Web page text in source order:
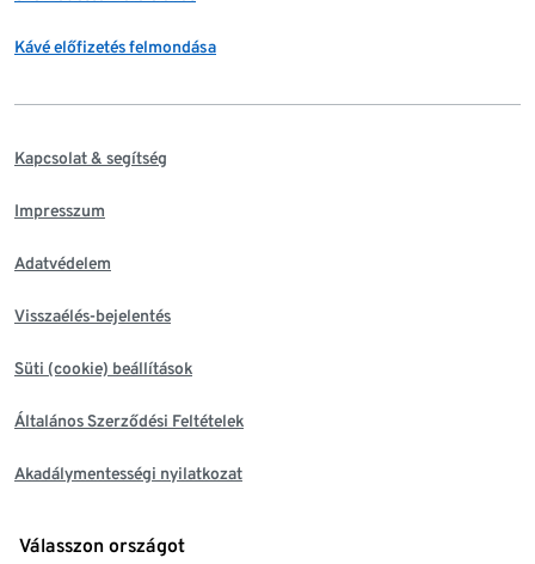
Kávé előfizetés felmondása
Kapcsolat & segítség
Impresszum
Adatvédelem
Visszaélés-bejelentés
Süti (cookie) beállítások
Általános Szerződési Feltételek
Akadálymentességi nyilatkozat
Válasszon országot